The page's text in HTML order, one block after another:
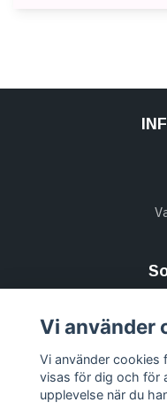
Missa inte alla
Vi använder
Vi använder cookies
visas för dig och för
upplevelse när du